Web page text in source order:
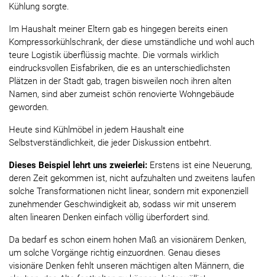
Kühlung sorgte.
Im Haushalt meiner Eltern gab es hingegen bereits einen
Kompressorkühlschrank, der diese umständliche und wohl auch
teure Logistik überflüssig machte. Die vormals wirklich
eindrucksvollen Eisfabriken, die es an unterschiedlichsten
Plätzen in der Stadt gab, tragen bisweilen noch ihren alten
Namen, sind aber zumeist schön renovierte Wohngebäude
geworden.
Heute sind Kühlmöbel in jedem Haushalt eine
Selbstverständlichkeit, die jeder Diskussion entbehrt.
Dieses Beispiel lehrt uns zweierlei: Erstens ist eine Neuerung,
deren Zeit gekommen ist, nicht aufzuhalten und zweitens laufen
solche Transformationen nicht linear, sondern mit exponenziell
zunehmender Geschwindigkeit ab, sodass wir mit unserem
alten linearen Denken einfach völlig überfordert sind.
Da bedarf es schon einem hohen Maß an visionärem Denken,
um solche Vorgänge richtig einzuordnen. Genau dieses
visionäre Denken fehlt unseren mächtigen alten Männern, die